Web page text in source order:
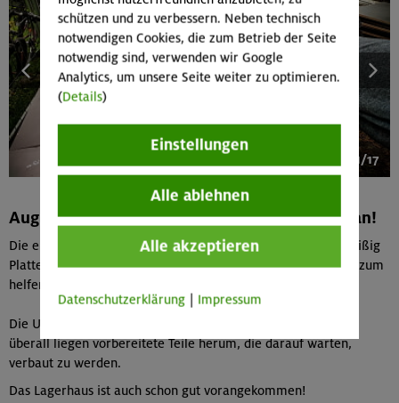
1/17
August 2023: Mit großen Schritten geht's voran!
Die ersten Elemente sind an der Wand, es werden weiter fleißig
Platten vorbereitet und wir können auch immer mehr Leute zum
helfen auf der Baustelle motivieren!
Die Unterführung sieht nun auch richtig nach Baustelle aus,
überall liegen vorbereitete Teile herum, die darauf warten,
verbaut zu werden.
Das Lagerhaus ist auch schon gut vorangekommen!
schützen und zu verbessern. Neben technisch
notwendigen Cookies, die zum Betrieb der Seite
notwendig sind, verwenden wir Google
Analytics, um unsere Seite weiter zu optimieren.
(Details)
Einstellungen
Alle ablehnen
Alle akzeptieren
Datenschutzerklärung Impressum